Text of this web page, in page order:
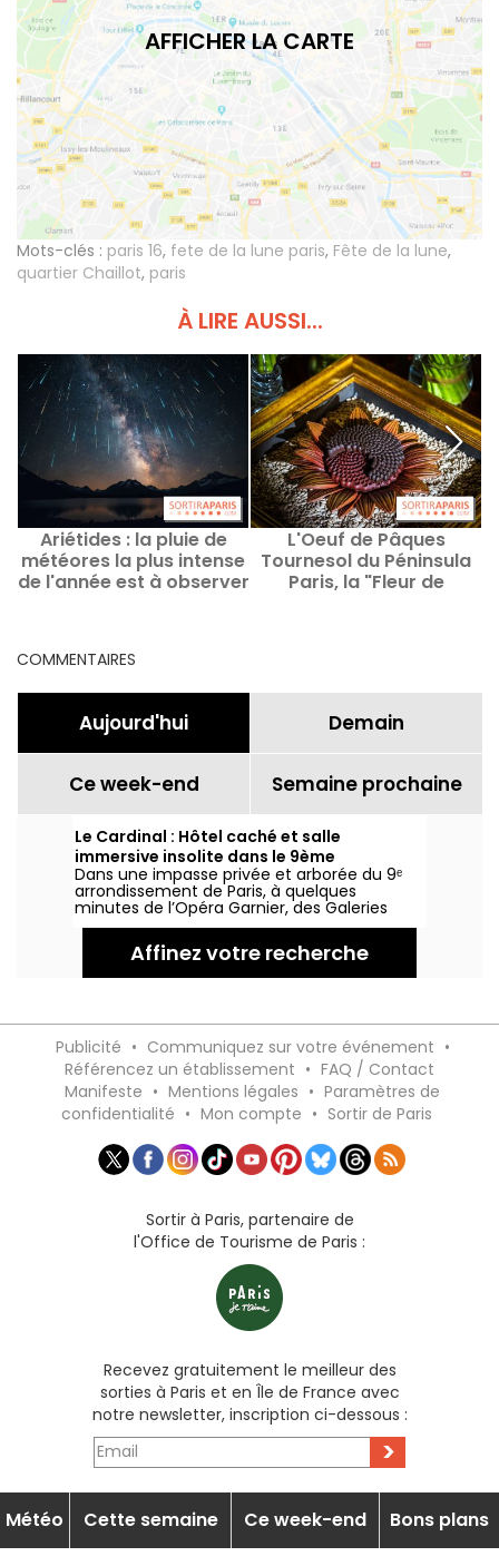
AFFICHER LA CARTE
Mots-clés : paris 16, fete de la lune paris, Fête de la lune,
quartier Chaillot, paris
À LIRE AUSSI...
Ariétides : la pluie de
météores la plus intense
de l'année est à observer
L'Oeuf de Pâques
Tournesol du Péninsula
Paris, la "Fleur de
COMMENTAIRES
Aujourd'hui Demain
Ce week-end Semaine prochaine
Le Cardinal : Hôtel caché et salle
immersive insolite dans le 9ème
arrondissement
Dans une impasse privée et arborée du 9ᵉ
arrondissement de Paris, à quelques
minutes de l’Opéra Garnier, des Galeries
Lafayette et de la Gare Saint-Lazare, se
cache une adresse confidentielle qui
réinvente l’art du séjour parisien: l’Hôtel Le
Cardinal Paris ****.
Affinez votre recherche
Publicité • Communiquez sur votre événement •
Référencez un établissement • FAQ / Contact
Manifeste • Mentions légales • Paramètres de
confidentialité • Mon compte • Sortir de Paris
Sortir à Paris, partenaire de
l'Office de Tourisme de Paris :
Recevez gratuitement le meilleur des
sorties à Paris et en Île de France avec
notre newsletter, inscription ci-dessous :
>
Météo Cette semaine Ce week-end Bons plans